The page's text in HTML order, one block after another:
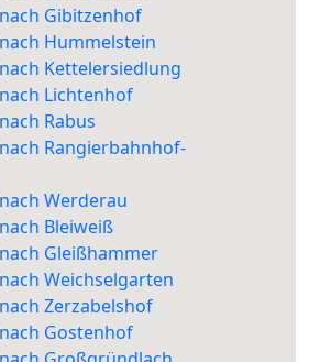
Gibitzenhof
Hummelstein
Kettelersiedlung
Lichtenhof
Rabus
Rangierbahnhof-
Werderau
Bleiweiß
Gleißhammer
Weichselgarten
Zerzabelshof
Gostenhof